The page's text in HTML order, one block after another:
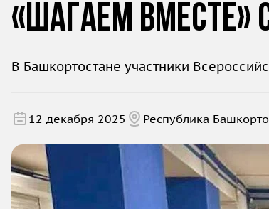
«Шагаем вместе»
В Башкортостане участники
12 декабря 2025 Республика